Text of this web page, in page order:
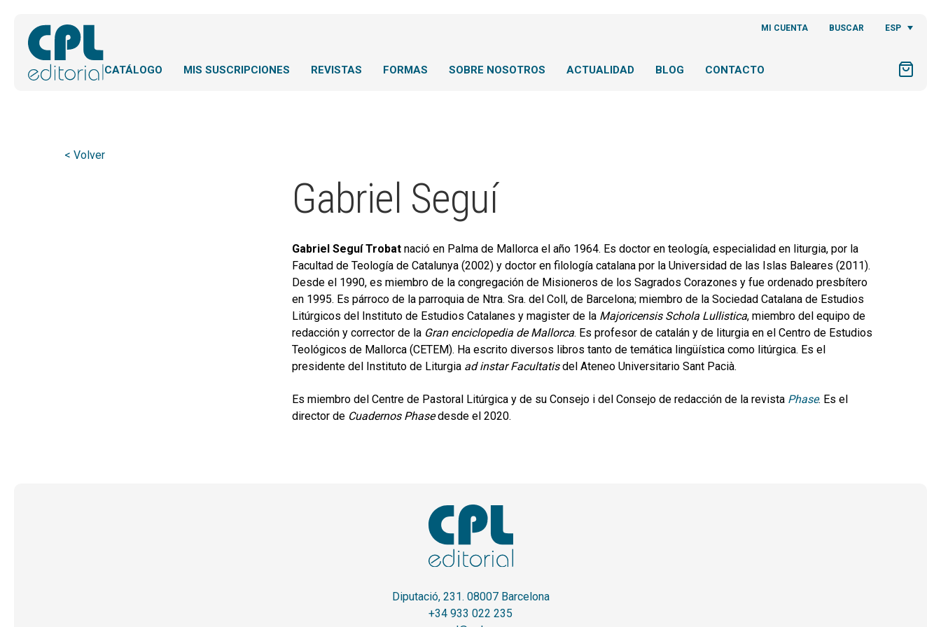
MI CUENTA BUSCAR ESP
CATÁLOGO MIS SUSCRIPCIONES REVISTAS FORMAS SOBRE NOSOTROS ACTUALIDAD BLOG CONTACTO
< Volver
Gabriel Seguí
Gabriel Seguí Trobatnació en Palma de Mallorca el año 1964. Es doctor en teología, especialidad en liturgia, por la
Facultad de Teología de Catalunya (2002) y doctor en filología catalana por la Universidad de las Islas Baleares (2011).
Desde el 1990, es miembro de la congregación de Misioneros de los Sagrados Corazones y fue ordenado presbítero
en 1995. Es párroco de la parroquia de Ntra. Sra. del Coll, de Barcelona; miembro de la Sociedad Catalana de Estudios
Litúrgicos del Instituto de Estudios Catalanes y magister de la Majoricensis Schola Lullistica, miembro del equipo de
redacción y corrector de la Gran enciclopedia de Mallorca. Es profesor de catalán y de liturgia en el Centro de Estudios
Teológicos de Mallorca (CETEM). Ha escrito diversos libros tanto de temática lingüística como litúrgica. Es el
presidente del Instituto de Liturgia ad instar Facultatisdel Ateneo Universitario Sant Pacià.
Es miembro del Centre de Pastoral Litúrgica y de su Consejo i del Consejo de redacción de la revista Phase. Es el
director de Cuadernos Phasedesde el 2020.
Diputació, 231. 08007 Barcelona
+34 933 022 235